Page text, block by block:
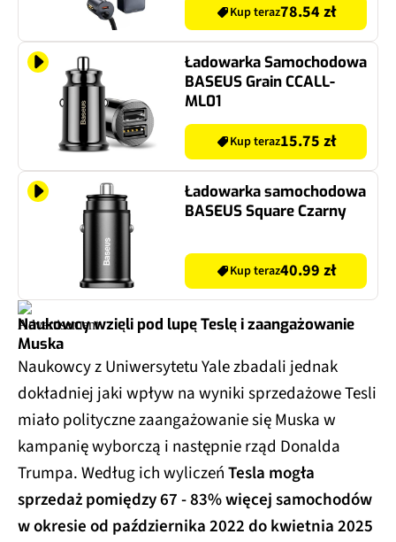
Kup teraz78.54 zł
Ładowarka Samochodowa
BASEUS Grain CCALL-
ML01
Kup teraz15.75 zł
Ładowarka samochodowa
BASEUS Square Czarny
Kup teraz40.99 zł
Naukowcy wzięli pod lupę Teslę i zaangażowanie
Muska
Naukowcy z Uniwersytetu Yale zbadali jednak
dokładniej jaki wpływ na wyniki sprzedażowe Tesli
miało polityczne zaangażowanie się Muska w
kampanię wyborczą i następnie rząd Donalda
Trumpa. Według ich wyliczeńTesla mogła
sprzedaż pomiędzy 67 - 83% więcej samochodów
w okresie od października 2022 do kwietnia 2025